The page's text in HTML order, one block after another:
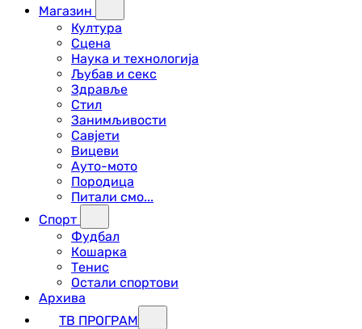
Магазин
Култура
Сцена
Наука и технологија
Љубав и секс
Здравље
Стил
Занимљивости
Савјети
Вицеви
Ауто-мото
Породица
Питали смо...
Спорт
Фудбал
Кошарка
Тенис
Остали спортови
Архива
ТВ ПРОГРАМ